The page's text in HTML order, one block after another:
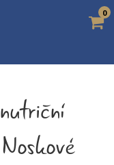
0